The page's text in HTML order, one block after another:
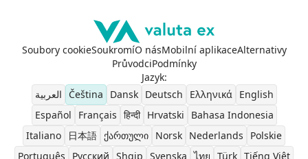
Soubory cookieSoukromíO násMobilní aplikaceAlternativy
PrůvodciPodmínky
Jazyk:
العربية
Čeština Dansk Deutsch Ελληνικά
English
Español
Français हिन्दी Hrvatski
Bahasa Indonesia
Italiano
日本語 ქართული Norsk Nederlands
Polskie
Português
Pусский Shqip Svenska ไทย Türk Tiếng Việt